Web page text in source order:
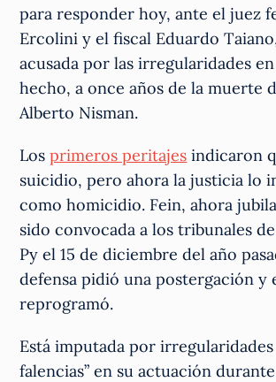
para responder hoy, ante el juez
Ercolini y el fiscal Eduardo
acusada por las irregularidades
hecho, a once años de la muerte
Alberto Nisman.
Losprimeros peritajes indicaron
suicidio, pero ahora la justicia lo
como homicidio. Fein, ahora
sido convocada a los tribunales
Py el 15 de diciembre del año
defensa pidió una postergación y
reprogramó.
Está imputada por irregularidades
falencias” en su actuación